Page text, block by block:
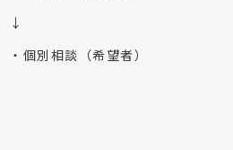
↓
・個別相談（希望者）